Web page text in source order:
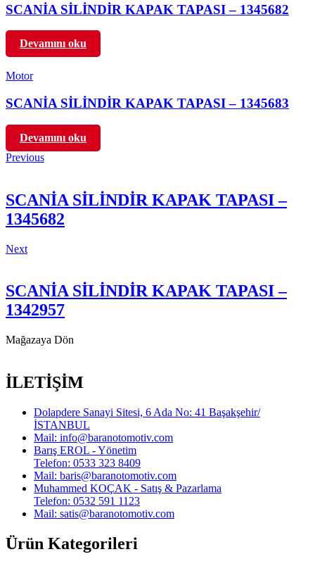
SCANİA SİLİNDİR KAPAK TAPASI – 1345682
Devamını oku
Motor
SCANİA SİLİNDİR KAPAK TAPASI – 1345683
Devamını oku
Previous
SCANİA SİLİNDİR KAPAK TAPASI –
1345682
Next
SCANİA SİLİNDİR KAPAK TAPASI –
1342957
Mağazaya Dön
İLETİŞİM
Dolapdere Sanayi Sitesi, 6 Ada No: 41 Başakşehir/
İSTANBUL
Mail: info@baranotomotiv.com
Barış EROL - Yönetim
Telefon: 0533 323 8409
Mail: baris@baranotomotiv.com
Muhammed KOÇAK - Satış & Pazarlama
Telefon: 0532 591 1123
Mail: satis@baranotomotiv.com
Ürün Kategorileri